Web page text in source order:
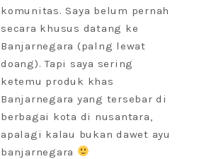
komunitas. Saya belum pernah
secara khusus datang ke
Banjarnegara (palng lewat
doang). Tapi saya sering
ketemu produk khas
Banjarnegara yang tersebar di
berbagai kota di nusantara,
apalagi kalau bukan dawet ayu
banjarnegara